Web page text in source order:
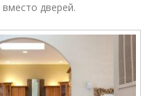
вместо дверей.